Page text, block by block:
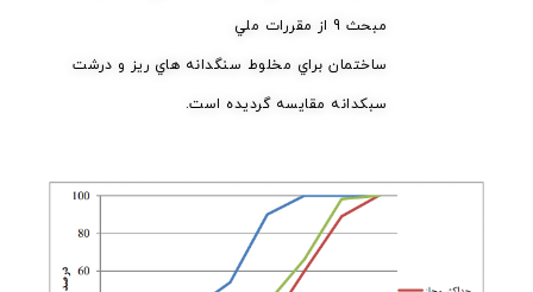
مبحث 9 از مقررات ملي
ساختمان براي مخلوط سنگدانه هاي ريز و درشت
سبكدانه مقايسه گرديده است.